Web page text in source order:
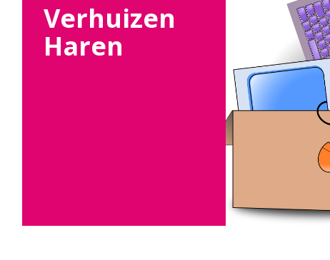
Verhuizen
Haren